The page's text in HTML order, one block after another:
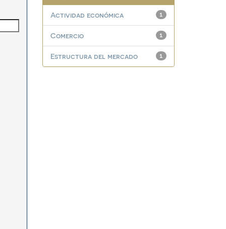
1
Actividad económica
1
Comercio
1
Estructura del mercado